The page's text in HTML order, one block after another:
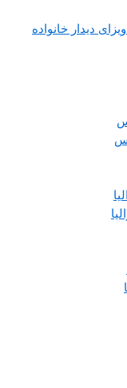
دیدار خانواده